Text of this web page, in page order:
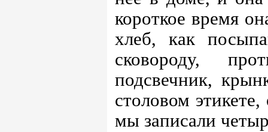
короткое время
хлеб, как
сковороду,
подсвечник,
столовом
мы записали